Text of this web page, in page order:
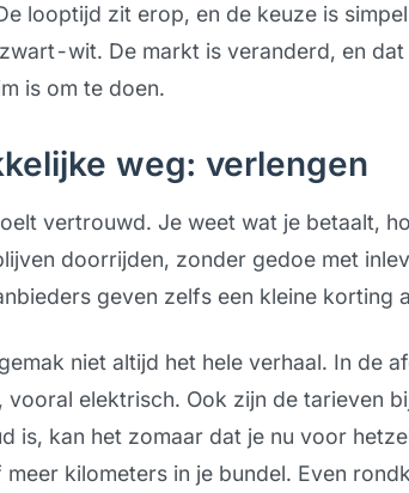
looptijd zit erop, en de keuze is
wit. De markt is veranderd, en
is om te doen.
weg: verlengen
vertrouwd. Je weet wat je betaalt,
doorrijden, zonder gedoe met
geven zelfs een kleine korting
niet altijd het hele verhaal. In de
vooral elektrisch. Ook zijn de tarieven
is, kan het zomaar dat je nu voor
kilometers in je bundel. Even